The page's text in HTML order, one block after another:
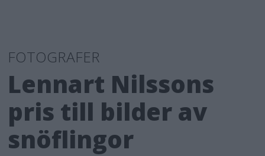
FOTOGRAFER
Lennart Nilssons
pris till bilder av
snöflingor